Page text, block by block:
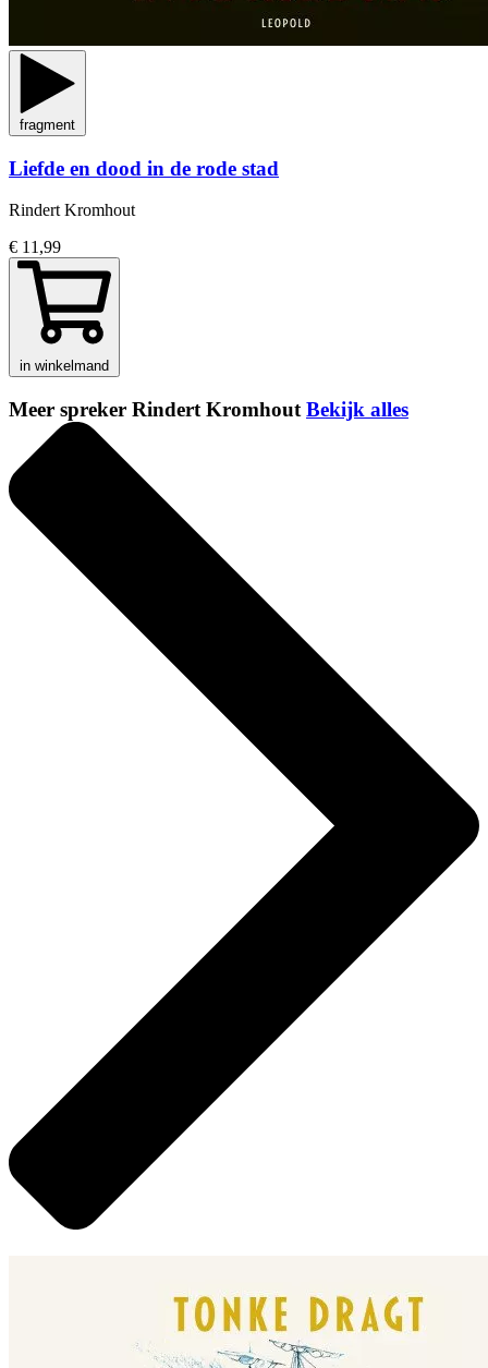
fragment
Liefde en dood in de rode stad
Rindert Kromhout
€ 11,99
in winkelmand
Meer spreker Rindert Kromhout Bekijk alles